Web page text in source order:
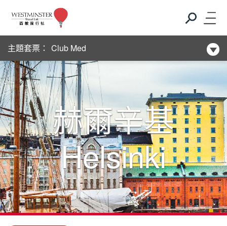
主題套票：
新酒店系列
Club Med
新酒店系列
Club Med
新酒店系列
赫爾辛基
Helsinki